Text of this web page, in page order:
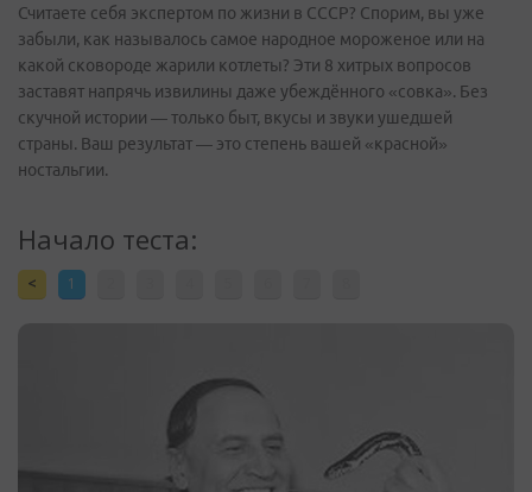
Считаете себя экспертом по жизни в СССР? Спорим, вы уже
забыли, как называлось самое народное мороженое или на
какой сковороде жарили котлеты? Эти 8 хитрых вопросов
заставят напрячь извилины даже убеждённого «совка». Без
скучной истории — только быт, вкусы и звуки ушедшей
страны. Ваш результат — это степень вашей «красной»
ностальгии.